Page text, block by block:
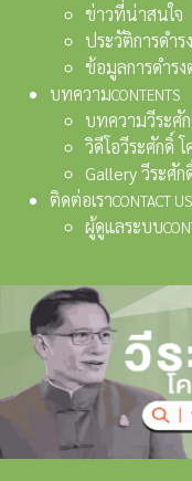
ข่าวที่น่าสนใจ
ประวัติการดำ
ข้อมูลการดำร
บทความCONTENTS
บทความวีระศั
วิดีโอวีระศักดิ์
Gallery วีระศั
ติดต่อเราCONTACT US
ผู้ดูแลระบบ